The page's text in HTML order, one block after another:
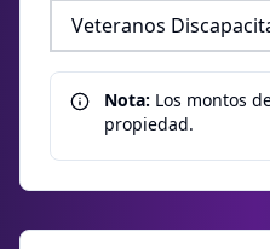
Veteranos
Nota: Los montos
propiedad.